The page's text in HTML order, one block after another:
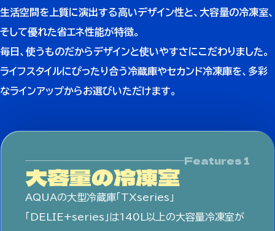
生活空間を上質に演出する高いデザイン性と、 大容量の冷凍室、
そして優れた省エネ性能が特徴。
毎日、使うものだからデザインと使いやすさにこだわりました。
ライフスタイルにぴったり合う冷蔵庫やセカンド冷凍庫を、多彩
なラインアップからお選びいただけます。
大容量の冷凍室
AQUAの大型冷蔵庫「TXseries」
「DELIE+series」は140L以上の大容量冷凍室が